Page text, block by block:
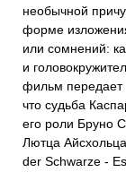
необычной
форме
или сомнений:
и
фильм передает
что судьба
его роли Бруно
Лютца
der Schwarze -